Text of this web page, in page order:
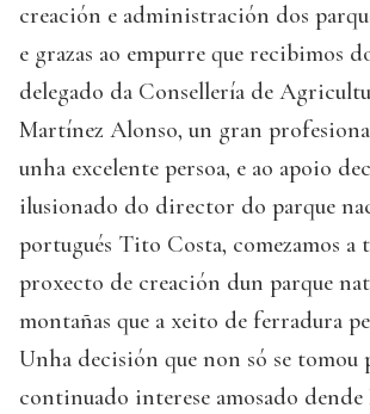
creación e administración dos
e grazas ao empurre que recibimos
delegado da Consellería de
Martínez Alonso, un gran
unha excelente persoa, e ao apoio
ilusionado do director do parque
portugués Tito Costa, comezamos a
proxecto de creación dun parque
montañas que a xeito de ferradura
Unha decisión que non só se tomou
continuado interese amosado